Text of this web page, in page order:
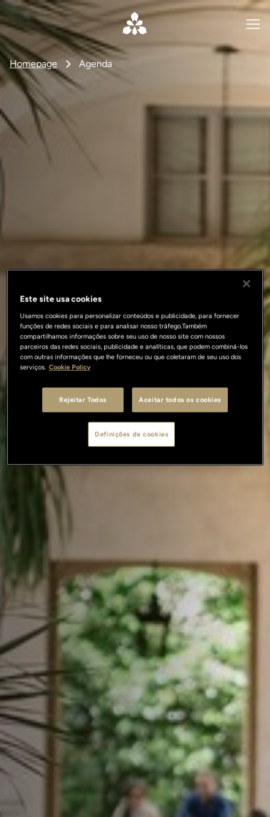
Homepage Agenda
Este site usa cookies
Usamos cookies para personalizar conteúdos e publicidade, para fornecer
funções de redes sociais e para analisar nosso tráfego.Também
compartilhamos informações sobre seu uso de nosso site com nossos
parceiros das redes sociais, publicidade e analíticas, que podem combiná-los
com outras informações que lhe forneceu ou que coletaram de seu uso dos
serviços. Cookie Policy
Rejeitar Todos Aceitar todos os cookies
Definições de cookies